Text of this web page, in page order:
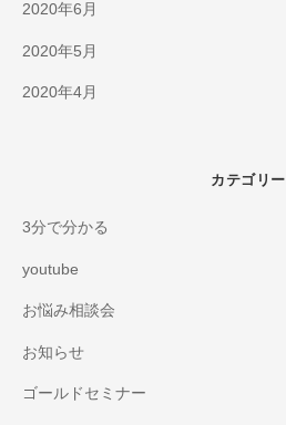
2020年6月
2020年5月
2020年4月
カテゴリー
3分で分かる
youtube
お悩み相談会
お知らせ
ゴールドセミナー